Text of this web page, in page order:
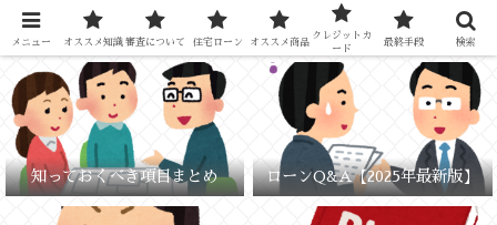
元銀行員が教える「失敗しないお金の選び方」
知っておくべき項目まとめ ローンQ&A【2025年最新版】
メニュー オススメ知識 審査について 住宅ローン オススメ商品
クレジットカ
ード
最終手段 検索